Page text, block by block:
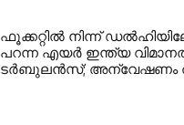
ഫൂക്കറ്റിൽ നിന്ന്
പറന്ന എയർ ഇന്ത്യ
ടർബുലൻസ്; അന്വേഷണം